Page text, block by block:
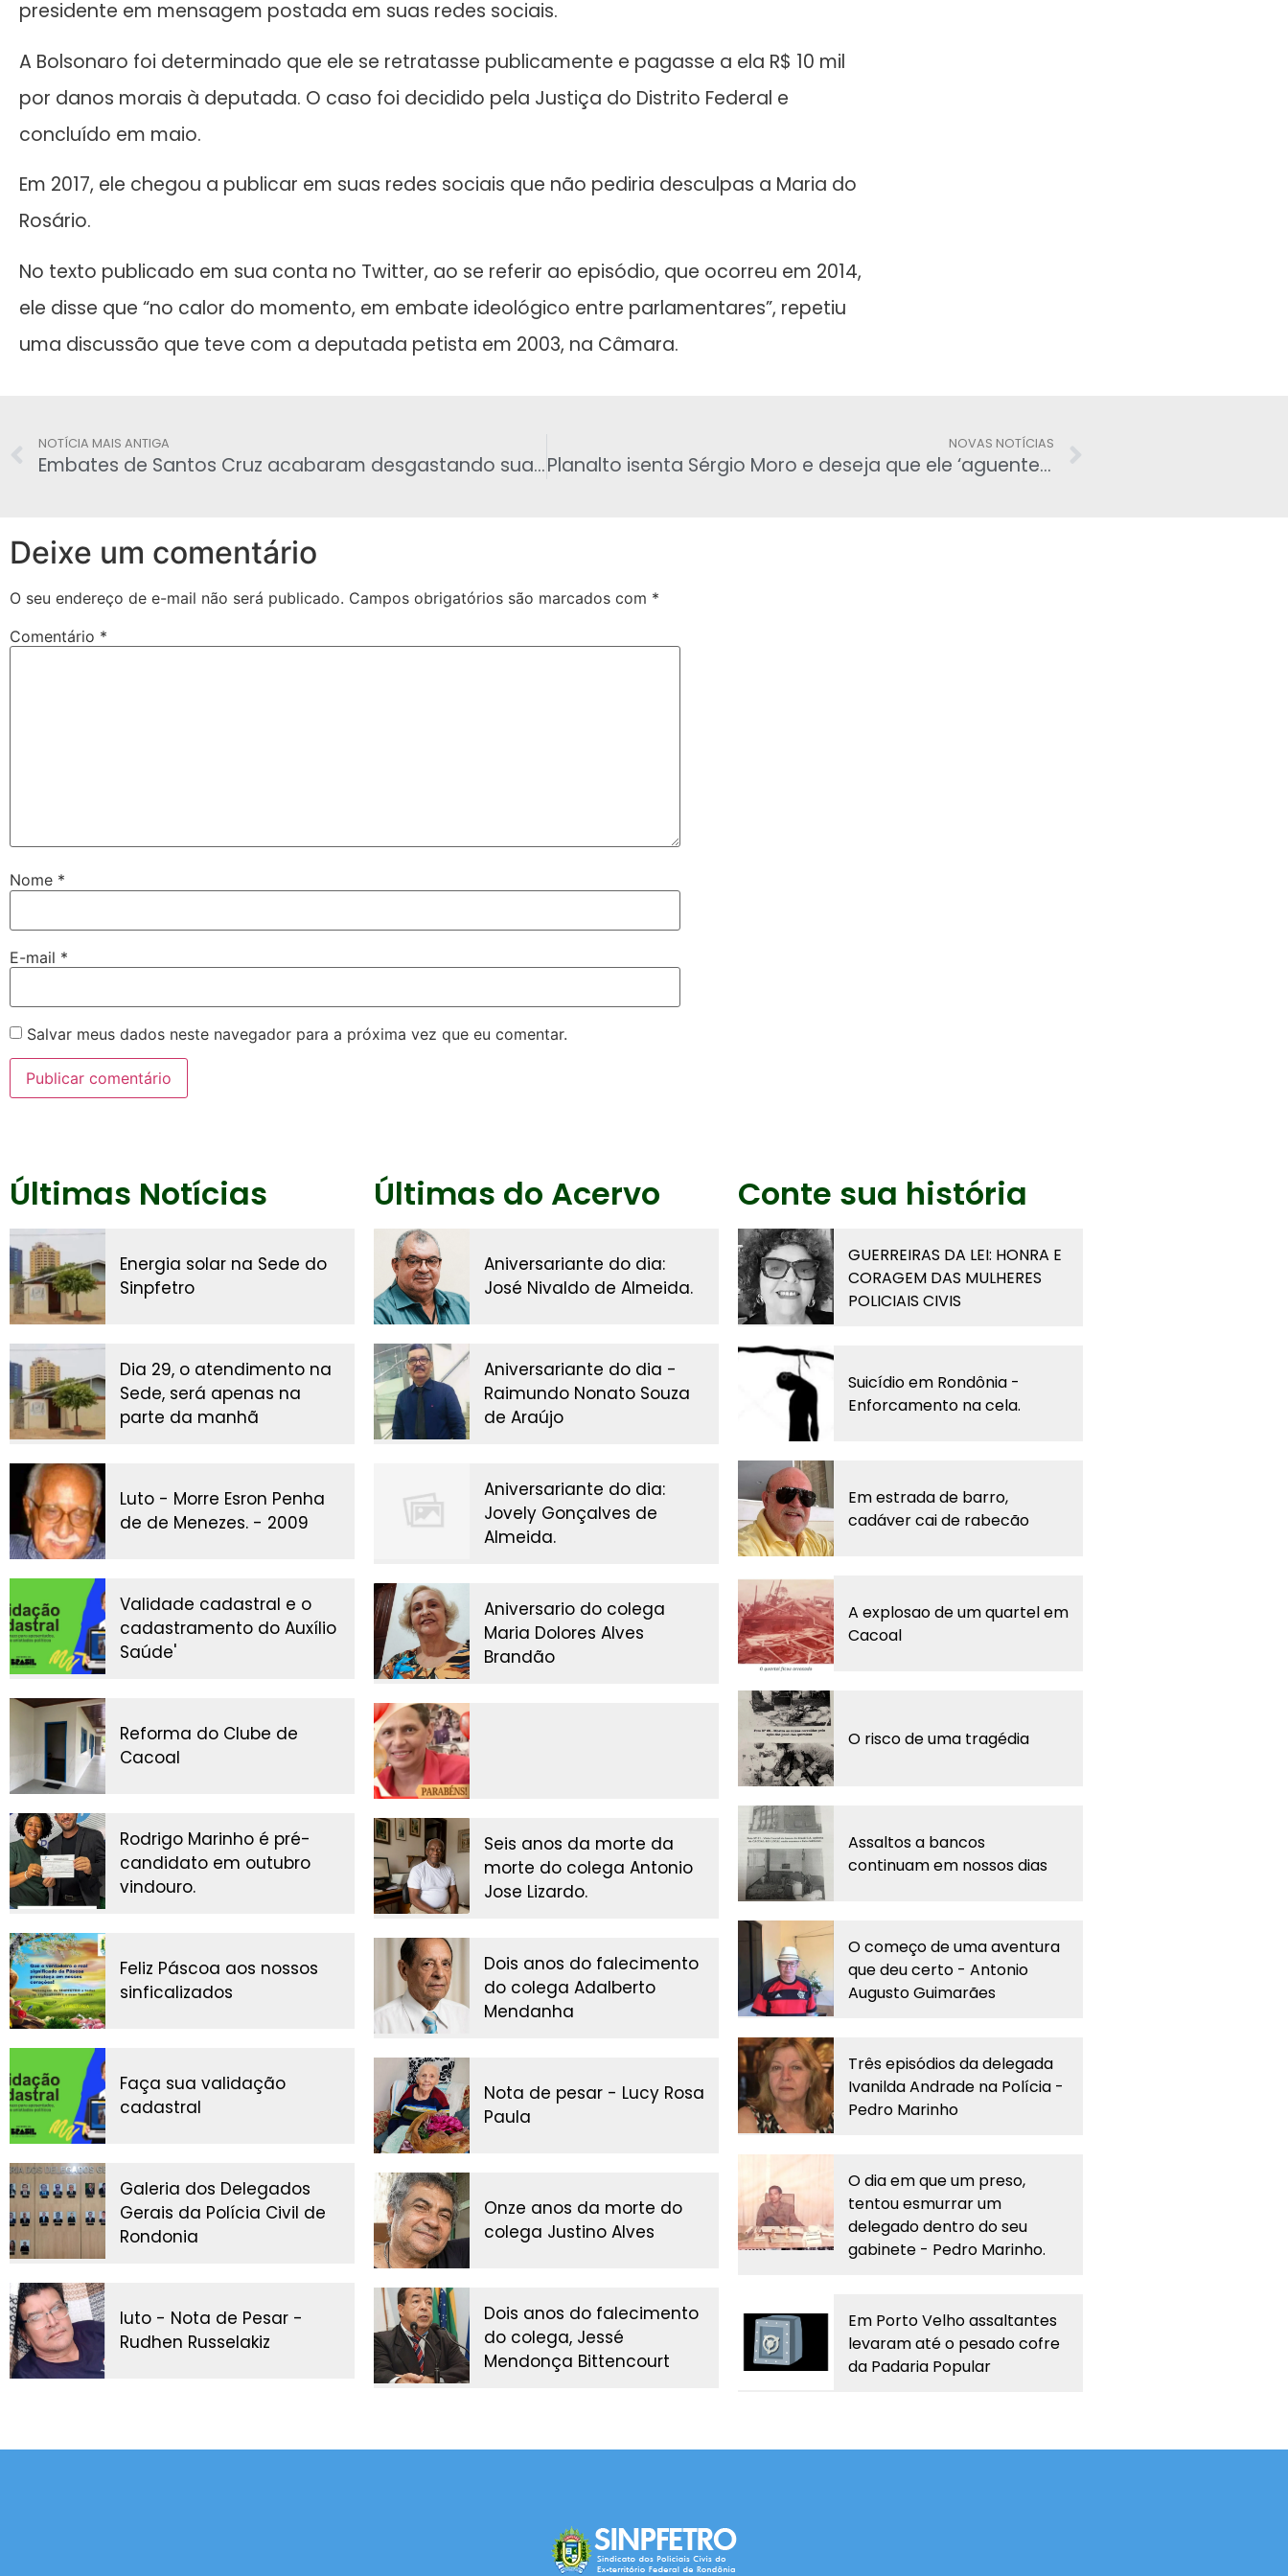
presidente em mensagem postada em suas redes sociais.
A Bolsonaro foi determinado que ele se retratasse publicamente e pagasse a ela R$ 10 mil
por danos morais à deputada. O caso foi decidido pela Justiça do Distrito Federal e
concluído em maio.
Em 2017, ele chegou a publicar em suas redes sociais que não pediria desculpas a Maria do
Rosário.
No texto publicado em sua conta no Twitter, ao se referir ao episódio, que ocorreu em 2014,
ele disse que “no calor do momento, em embate ideológico entre parlamentares”, repetiu
uma discussão que teve com a deputada petista em 2003, na Câmara.
NOTÍCIA MAIS ANTIGA
Embates de Santos Cruz acabaram desgastando sua relação com Bolsonaro
NOVAS NOTÍCIAS
Planalto isenta Sérgio Moro e deseja que ele ‘aguente o tranco’ até o fim
Deixe um comentário
O seu endereço de e-mail não será publicado. Campos obrigatórios são marcados com *
Comentário *
Nome *
E-mail *
Salvar meus dados neste navegador para a próxima vez que eu comentar.
Últimas Notícias
Energia solar na Sede do
Sinpfetro
Dia 29, o atendimento na
Sede, será apenas na
parte da manhã
Luto - Morre Esron Penha
de de Menezes. - 2009
Validade cadastral e o
cadastramento do Auxílio
Saúde'
Reforma do Clube de
Cacoal
Rodrigo Marinho é pré-
candidato em outubro
vindouro.
Feliz Páscoa aos nossos
sinficalizados
Faça sua validação
cadastral
Galeria dos Delegados
Gerais da Polícia Civil de
Rondonia
luto - Nota de Pesar -
Rudhen Russelakiz
Últimas do Acervo
Aniversariante do dia:
José Nivaldo de Almeida.
Aniversariante do dia -
Raimundo Nonato Souza
de Araújo
Aniversariante do dia:
Jovely Gonçalves de
Almeida.
Aniversario do colega
Maria Dolores Alves
Brandão
Seis anos da morte da
morte do colega Antonio
Jose Lizardo.
Dois anos do falecimento
do colega Adalberto
Mendanha
Nota de pesar - Lucy Rosa
Paula
Onze anos da morte do
colega Justino Alves
Dois anos do falecimento
do colega, Jessé
Mendonça Bittencourt
Conte sua história
GUERREIRAS DA LEI: HONRA E
CORAGEM DAS MULHERES
POLICIAIS CIVIS
Suicídio em Rondônia -
Enforcamento na cela.
Em estrada de barro,
cadáver cai de rabecão
A explosao de um quartel em
Cacoal
O risco de uma tragédia
Assaltos a bancos
continuam em nossos dias
O começo de uma aventura
que deu certo - Antonio
Augusto Guimarães
Três episódios da delegada
Ivanilda Andrade na Polícia -
Pedro Marinho
O dia em que um preso,
tentou esmurrar um
delegado dentro do seu
gabinete - Pedro Marinho.
Em Porto Velho assaltantes
levaram até o pesado cofre
da Padaria Popular